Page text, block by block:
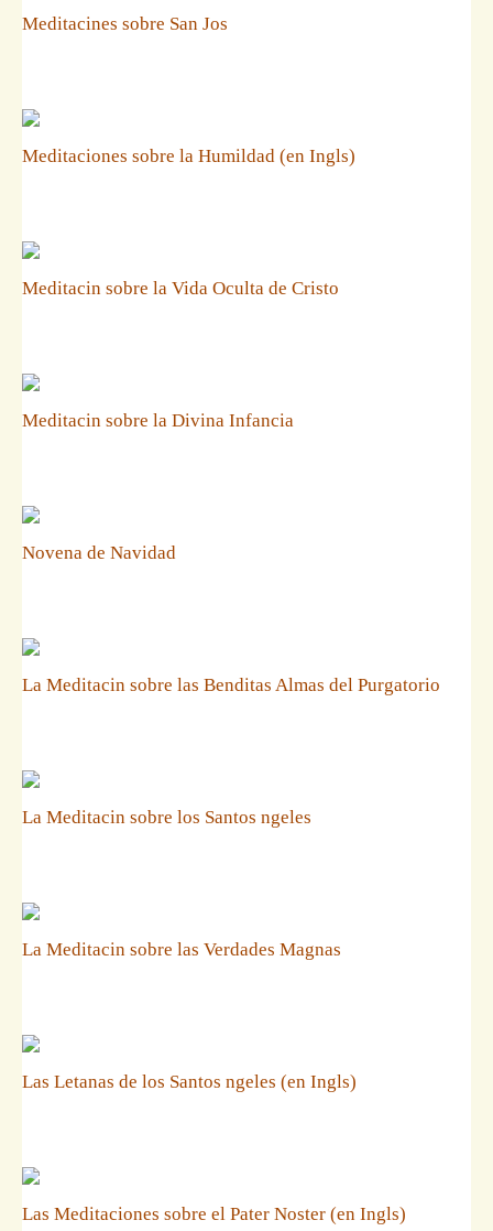
Meditacines sobre San Jos
Meditaciones sobre la Humildad (en Ingls)
Meditacin sobre la Vida Oculta de Cristo
Meditacin sobre la Divina Infancia
Novena de Navidad
La Meditacin sobre las Benditas Almas del Purgatorio
La Meditacin sobre los Santos ngeles
La Meditacin sobre las Verdades Magnas
Las Letanas de los Santos ngeles (en Ingls)
Las Meditaciones sobre el Pater Noster (en Ingls)